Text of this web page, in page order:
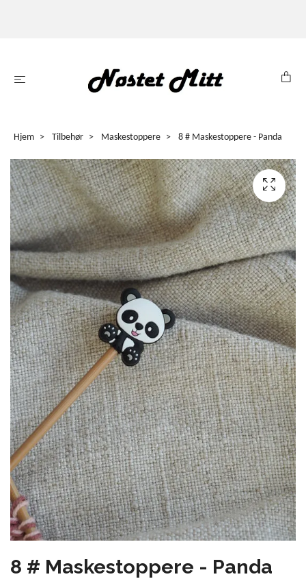
Hjem Tilbehør Maskestoppere 8 # Maskestoppere - Panda
8 # Maskestoppere - Panda